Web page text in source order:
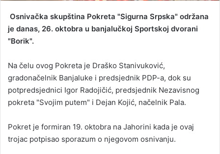
Osnivačka skupština Pokreta "Sigurna Srpska" održana
je danas, 26. oktobra u banjalučkoj Sportskoj dvorani
"Borik".
Na čelu ovog Pokreta je Draško Stanivuković,
gradonačelnik Banjaluke i predsjednik PDP-a, dok su
potpredsjednici Igor Radojičić, predsjednik Nezavisnog
pokreta "Svojim putem" i Dejan Kojić, načelnik Pala.
Pokret je formiran 19. oktobra na Jahorini kada je ovaj
trojac potpisao sporazum o njegovom osnivanju.